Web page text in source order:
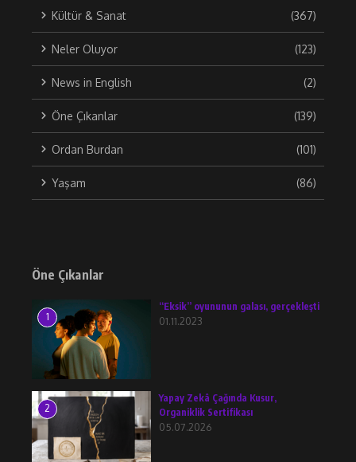
Kültür & Sanat (367)
Neler Oluyor (123)
News in English (2)
Öne Çıkanlar (139)
Ordan Burdan (101)
Yaşam (86)
Öne Çıkanlar
1
“Eksik” oyununun galası, gerçekleşti
01.11.2023
2
Yapay Zekâ Çağında Kusur,
Organiklik Sertifikası
05.07.2026